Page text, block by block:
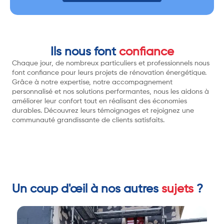
Ils nous font confiance
Chaque jour, de nombreux particuliers et professionnels nous
font confiance pour leurs projets de rénovation énergétique.
Grâce à notre expertise, notre accompagnement
personnalisé et nos solutions performantes, nous les aidons à
améliorer leur confort tout en réalisant des économies
durables. Découvrez leurs témoignages et rejoignez une
communauté grandissante de clients satisfaits.
Un coup d'œil à nos autres sujets ?